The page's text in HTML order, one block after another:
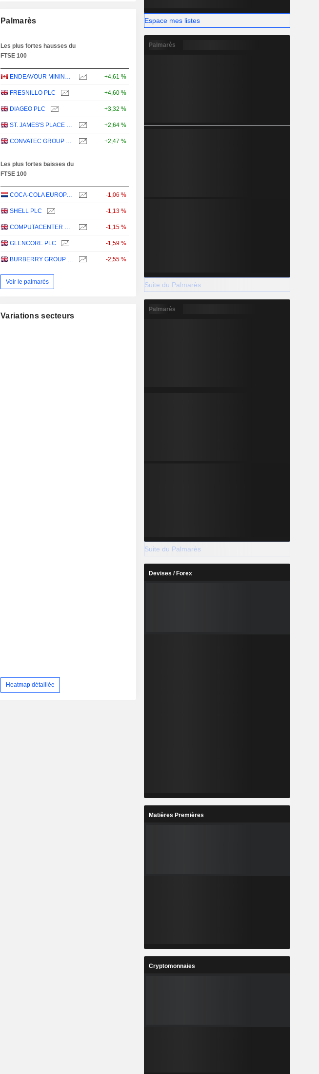
Palmarès
Les plus fortes hausses du
FTSE 100
ENDEAVOUR MINING PLC +4,61 %
FRESNILLO PLC +4,60 %
DIAGEO PLC +3,32 %
ST. JAMES'S PLACE PLC +2,64 %
CONVATEC GROUP PLC +2,47 %
Les plus fortes baisses du
FTSE 100
COCA-COLA EUROPACIFIC PARTNERS PLC -1,06 %
SHELL PLC -1,13 %
COMPUTACENTER PLC -1,15 %
GLENCORE PLC -1,59 %
BURBERRY GROUP PLC -2,55 %
Voir le palmarès
Variations secteurs
Heatmap détaillée
Espace mes listes
Palmarès
Suite du Palmarès
Palmarès
Suite du Palmarès
Devises / Forex
Matières Premières
Cryptomonnaies